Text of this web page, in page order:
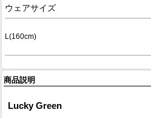
ウェアサイズ
L(160cm)
商品説明
Lucky Green